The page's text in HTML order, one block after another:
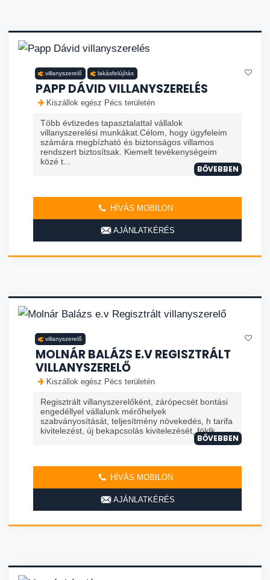
villanyszerelő lakásfelújítás
PAPP DÁVID VILLANYSZERELÉS
Kiszállok egész Pécs területén
Több évtizedes tapasztalattal vállalok
villanyszerelési munkákat.Célom, hogy ügyfeleim
számára megbízható és biztonságos villamos
rendszert biztosítsak. Kiemelt tevékenységeim
közé t...
BŐVEBBEN
HÍVÁS MOBILON
AJÁNLATKÉRÉS
villanyszerelő
MOLNÁR BALÁZS E.V REGISZTRÁLT
VILLANYSZERELŐ
Kiszállok egész Pécs területén
Regisztrált villanyszerelőként, zárópecsét bontási
engedéllyel vállalunk mérőhelyek
szabványosítását, teljesítmény növekedés, h tarifa
kivitelezést, új bekapcsolás kivitelezését, földk...
BŐVEBBEN
HÍVÁS MOBILON
AJÁNLATKÉRÉS